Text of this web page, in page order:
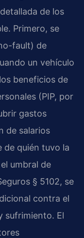
de los
Primero, se
fault) de
un vehículo
beneficios de
(PIP, por
gastos
de salarios
de quién tuvo la
umbral de
§ 5102, se
contra el
sufrimiento. El